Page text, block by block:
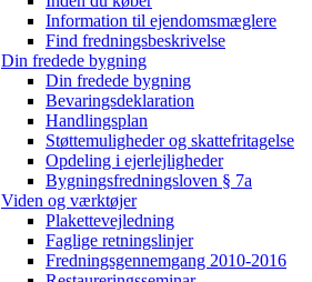
Information til ejendomsmæglere
Find fredningsbeskrivelse
Din fredede bygning
Din fredede bygning
Bevaringsdeklaration
Handlingsplan
Støttemuligheder og skattefritagelse
Opdeling i ejerlejligheder
Bygningsfredningsloven § 7a
Viden og værktøjer
Plakettevejledning
Faglige retningslinjer
Fredningsgennemgang 2010-2016